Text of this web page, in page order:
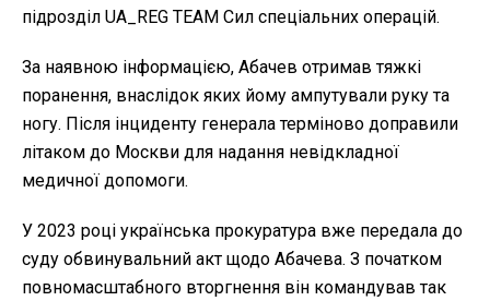
підрозділ UA_REG TEAM Сил спеціальних операцій.
За наявною інформацією, Абачев отримав тяжкі
поранення, внаслідок яких йому ампутували руку та
ногу. Після інциденту генерала терміново доправили
літаком до Москви для надання невідкладної
медичної допомоги.
У 2023 році українська прокуратура вже передала до
суду обвинувальний акт щодо Абачева. З початком
повномасштабного вторгнення він командував так